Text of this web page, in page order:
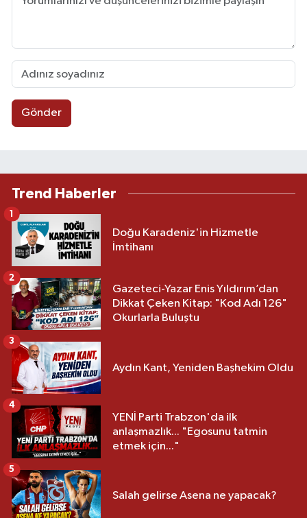
Gönder
Trend Haberler
Doğu Karadeniz'in Hizmetle
İmtihanı
1
Gazeteci-Yazar Enis Yıldırım’dan
Dikkat Çeken Kitap: "Kod Adı 126"
Okurlarla Buluştu
2
Aydın Kant, Yeniden Başhekim Oldu
3
YENİ Parti Trabzon'da ilk
anlaşmazlık... "Egosunu tatmin
etmek için..."
4
Salah gelirse Asena ne yapacak?
5